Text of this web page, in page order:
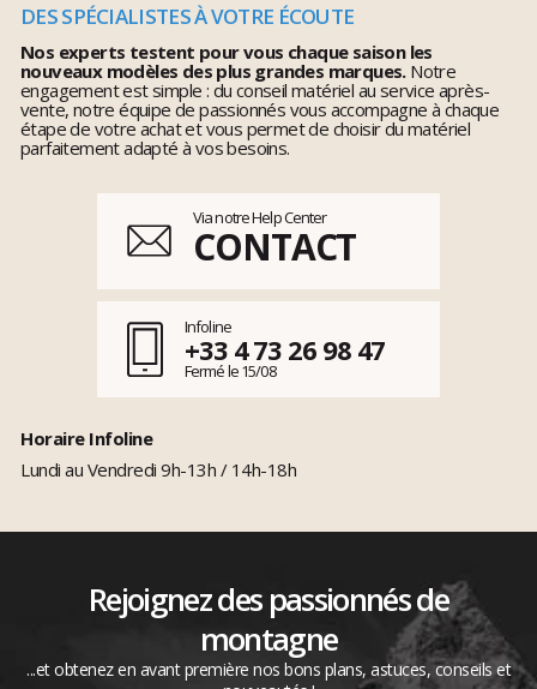
DES SPÉCIALISTES À VOTRE ÉCOUTE
Nos experts testent pour vous chaque saison les
nouveaux modèles des plus grandes marques.Notre
engagement est simple : du conseil matériel au service après-
vente, notre équipe de passionnés vous accompagne à chaque
étape de votre achat et vous permet de choisir du matériel
parfaitement adapté à vos besoins.
Via notre Help Center
CONTACT
Infoline
+33 4 73 26 98 47
Fermé le 15/08
Horaire Infoline
Lundi au Vendredi 9h-13h / 14h-18h
Rejoignez des passionnés de
montagne
...et obtenez en avant première nos bons plans, astuces, conseils et